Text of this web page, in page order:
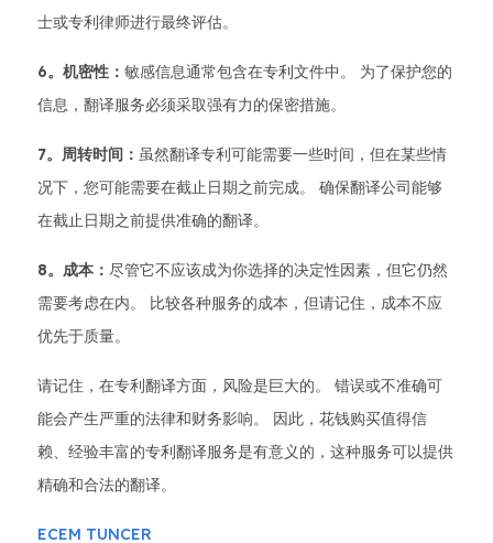
士或专利律师进行最终评估。
6。机密性： 敏感信息通常包含在专利文件中。 为了保护您的
信息，翻译服务必须采取强有力的保密措施。
7。周转时间： 虽然翻译专利可能需要一些时间，但在某些情
况下，您可能需要在截止日期之前完成。 确保翻译公司能够
在截止日期之前提供准确的翻译。
8。成本： 尽管它不应该成为你选择的决定性因素，但它仍然
需要考虑在内。 比较各种服务的成本，但请记住，成本不应
优先于质量。
请记住，在专利翻译方面，风险是巨大的。 错误或不准确可
能会产生严重的法律和财务影响。 因此，花钱购买值得信
赖、经验丰富的专利翻译服务是有意义的，这种服务可以提供
精确和合法的翻译。
ECEM TUNCER